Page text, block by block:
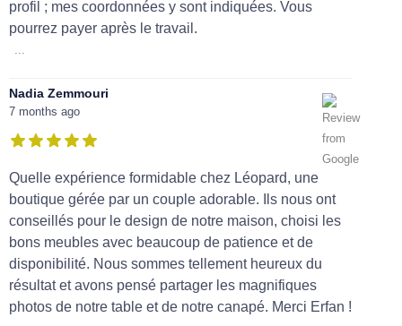
profil ; mes coordonnées y sont indiquées. Vous
pourrez payer après le travail.
Nadia Zemmouri
7 months ago
Quelle expérience formidable chez Léopard, une
boutique gérée par un couple adorable. Ils nous ont
conseillés pour le design de notre maison, choisi les
bons meubles avec beaucoup de patience et de
disponibilité. Nous sommes tellement heureux du
résultat et avons pensé partager les magnifiques
photos de notre table et de notre canapé. Merci Erfan !